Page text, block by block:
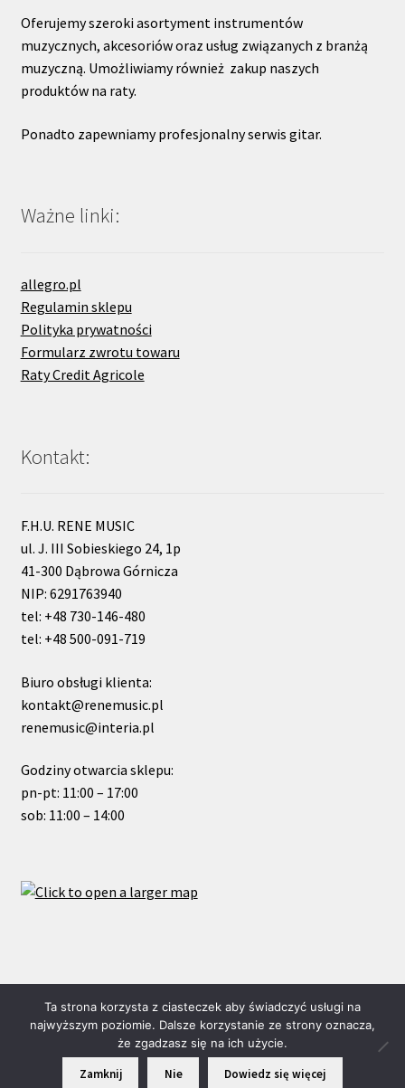
Oferujemy szeroki asortyment instrumentów
muzycznych, akcesoriów oraz usług związanych z branżą
muzyczną. Umożliwiamy również zakup naszych
produktów na raty.
Ponadto zapewniamy profesjonalny serwis gitar.
Ważne linki:
allegro.pl
Regulamin sklepu
Polityka prywatności
Formularz zwrotu towaru
Raty Credit Agricole
Kontakt:
F.H.U. RENE MUSIC
ul. J. III Sobieskiego 24, 1p
41-300 Dąbrowa Górnicza
NIP: 6291763940
tel: +48 730-146-480
tel: +48 500-091-719
Biuro obsługi klienta:
kontakt@renemusic.pl
renemusic@interia.pl
Godziny otwarcia sklepu:
pn-pt: 11:00 – 17:00
sob: 11:00 – 14:00
© ReneMusic 2020 Powered by Michal Zalas
Ta strona korzysta z ciasteczek aby świadczyć usługi na
najwyższym poziomie. Dalsze korzystanie ze strony oznacza,
że zgadzasz się na ich użycie.
Zamknij Nie Dowiedz się więcej